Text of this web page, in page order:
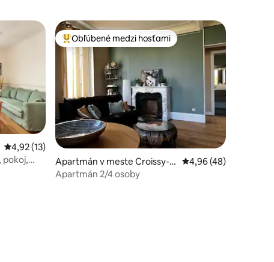
291
Priemerné ohodnotenie 4,92 z 5, počet hodnotení: 13
4,92 (13)
pokoj,
Najobľúbenejšie medzi hosťami
Obľúbené medzi hosťami
Apartmán v meste Croissy-s
ur-Seine
Priemerné
4,96 (48)
Apartmán 2/4 osoby